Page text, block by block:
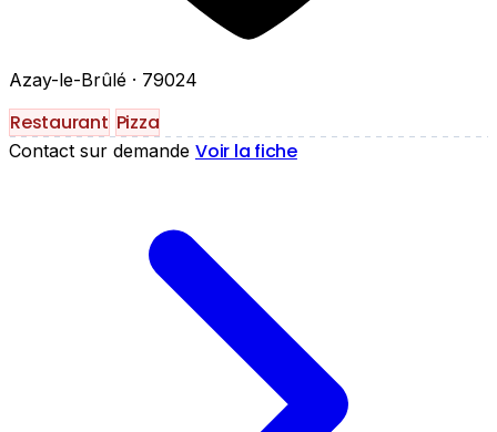
Azay-le-Brûlé · 79024
Restaurant Pizza
Contact sur demande Voir la fiche